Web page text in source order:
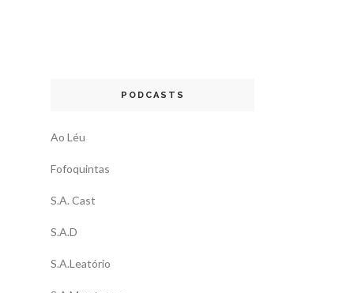
PODCASTS
Ao Léu
Fofoquintas
S.A. Cast
S.A.D
S.A.Leatório